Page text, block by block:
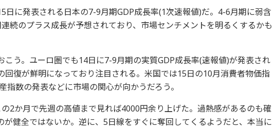
日に発表される日本の7-9月期GDP成長率(1次速報値)だ。4-6月期に弱含
続のプラス成長が予想されており、市場センチメントを明るくするかも
こう。ユーロ圏でも14日に7-9月期の実質GDP成長率(速報値)が発表され
回復が鮮明になっており注目される。米国では15日の10月消費者物価指
指数の発表などに市場の関心が向かうだろう。
2か月で先週の高値まで見れば4000円余り上げた。過熱感があるのも確
が健全ではないか。逆に、5日線をすぐに奪回してくるようだと、本当に